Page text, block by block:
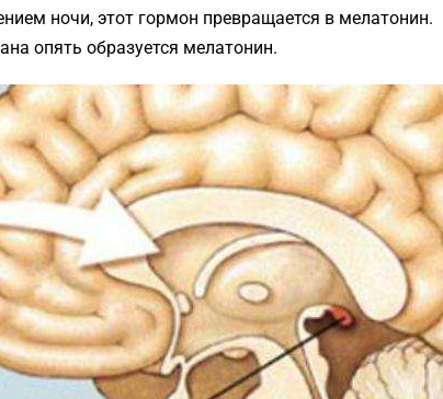
ночи, этот гормон превращается в мелатонин.
опять образуется мелатонин.